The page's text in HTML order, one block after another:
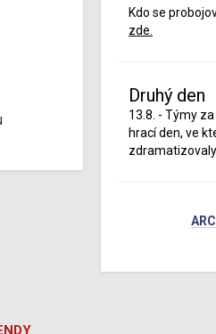
Kdo se
zde.
Druhý den
13.8. - Týmy
hrací den, ve